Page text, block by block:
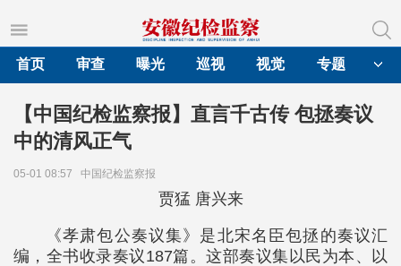
首页
审查 曝光 巡视 视觉 专题
【中国纪检监察报】直言千古传 包拯奏议
中的清风正气
05-01 08:57 中国纪检监察报
贾猛 唐兴来
《孝肃包公奏议集》是北宋名臣包拯的奏议汇
编，全书收录奏议187篇。这部奏议集以民为本、以